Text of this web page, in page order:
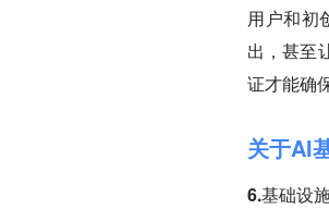
用户和初
出，甚至
证才能确
关于AI
6.基础设